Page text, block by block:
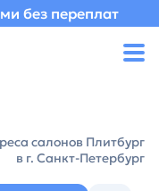
без переплат
салонов Плитбург
в г. Санкт-Петербург